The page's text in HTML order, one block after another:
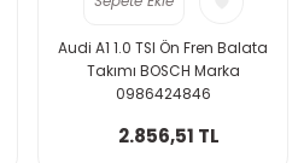
Audi A1 1.0 TSI Ön Fren Balata
Takımı BOSCH Marka
0986424846
2.856,51 TL